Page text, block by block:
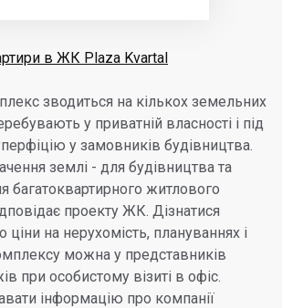
зводиться на кількох земельних
у приватній власності і під
у замовників будівництва.
землі - для будівництва та
багатоквартирного житлового
проекту ЖК. Дізнатися
ціни на нерухомість, плануваннях і
можна у представників
при особистому візиті в офіс.
інформацію про компанії
в ЖК Plaza Kvartal